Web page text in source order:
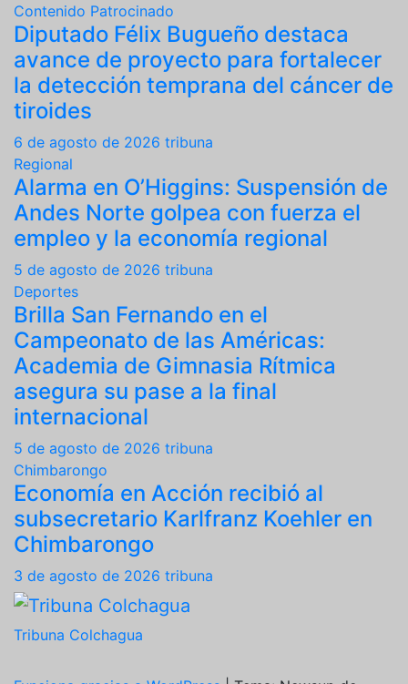
Contenido Patrocinado
Diputado Félix Bugueño destaca
avance de proyecto para fortalecer
la detección temprana del cáncer de
tiroides
6 de agosto de 2026 tribuna
Regional
Alarma en O’Higgins: Suspensión de
Andes Norte golpea con fuerza el
empleo y la economía regional
5 de agosto de 2026 tribuna
Deportes
Brilla San Fernando en el
Campeonato de las Américas:
Academia de Gimnasia Rítmica
asegura su pase a la final
internacional
5 de agosto de 2026 tribuna
Chimbarongo
Economía en Acción recibió al
subsecretario Karlfranz Koehler en
Chimbarongo
3 de agosto de 2026 tribuna
Tribuna Colchagua